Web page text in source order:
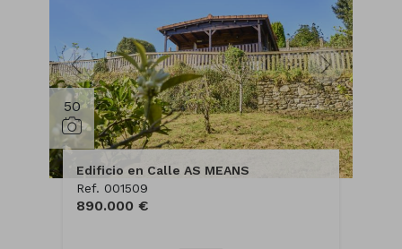
50
Edificio en Calle AS MEANS
Ref. 001509
890.000 €